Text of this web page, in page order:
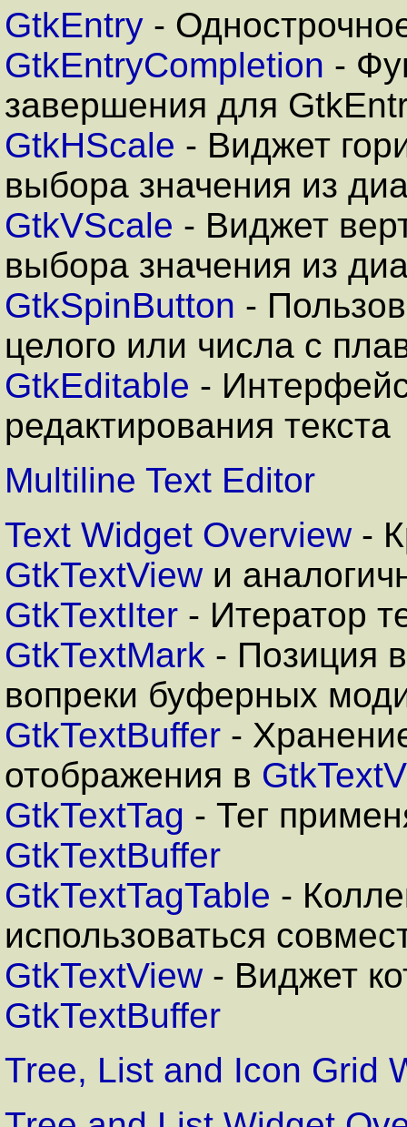
GtkEntry -
GtkEntryCompletion -
завершения для
GtkHScale - Виджет
выбора значения из
GtkVScale - Виджет
выбора значения из
GtkSpinButton -
целого или числа с
GtkEditable -
редактирования текста
Multiline Text Editor
Text Widget Overview-
GtkTextViewи
GtkTextIter - Итератор
GtkTextMark - Позиция
вопреки буферных
GtkTextBuffer -
отображения в
GtkTextTag - Тег
GtkTextBuffer
GtkTextTagTable -
использоваться
GtkTextView- Виджет
GtkTextBuffer
Tree, List and Icon Grid